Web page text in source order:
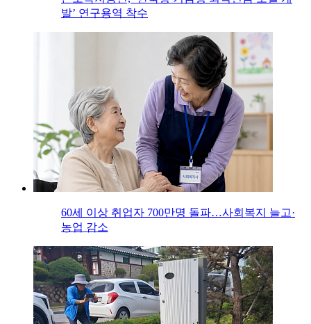
발’ 연구용역 착수
60세 이상 취업자 700만명 돌파…사회복지 늘고·
농업 감소